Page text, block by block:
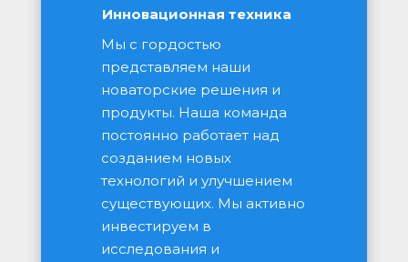
Инновационная техника
Мы с гордостью
представляем наши
новаторские решения и
продукты. Наша команда
постоянно работает над
созданием новых
технологий и улучшением
существующих. Мы активно
инвестируем в
исследования и